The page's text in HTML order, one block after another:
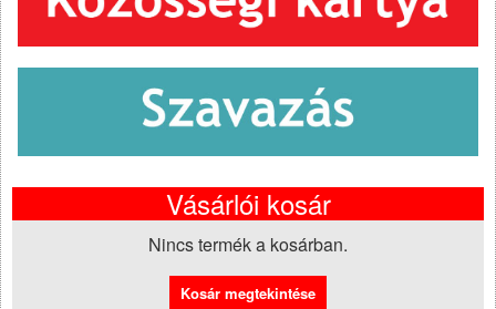
Vásárlói kosár
Nincs termék a kosárban.